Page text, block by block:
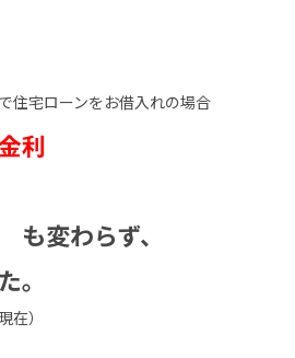
住宅ローンをお借入れの場合
利
も変わらず、
。
在）